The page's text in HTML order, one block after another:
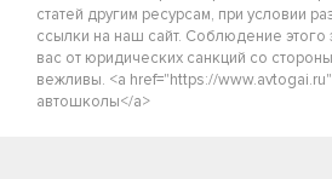
статей другим ресурсам, при условии
ссылки на наш сайт. Соблюдение этого
вас от юридических санкций со
вежливы. <a href="https://
автошколы</a>